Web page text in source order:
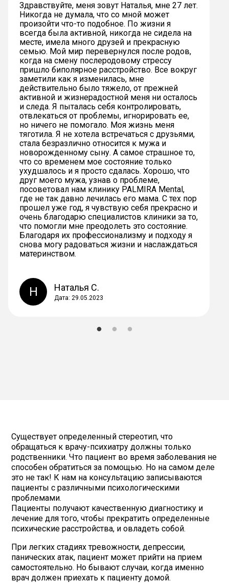
Здравствуйте, меня зовут Наталья, мне 27 лет.
Никогда не думала, что со мной может
произойти что-то подобное. По жизни я
всегда была активной, никогда не сидела на
месте, имела много друзей и прекрасную
семью. Мой мир перевернулся после родов,
когда на смену послеродовому стрессу
пришло биполярное расстройство. Все вокруг
заметили как я изменилась, мне
действительно было тяжело, от прежней
активной и жизнерадостной меня ни осталось
и следа. Я пыталась себя контролировать,
отвлекаться от проблемы, игнорировать ее,
но ничего не помогало. Моя жизнь меня
тяготила. Я не хотела встречаться с друзьями,
стала безразлично относится к мужа и
новорожденному сыну. А самое страшное то,
что со временем мое состояние только
ухудшалось и я просто сдалась. Хорошо, что
друг моего мужа, узнав о проблеме,
посоветовал нам клинику PALMIRA Mental,
где не так давно лечилась его мама. С тех пор
прошел уже год, я чувствую себя прекрасно и
очень благодарю специалистов клиники за то,
что помогли мне преодолеть это состояние.
Благодаря их профессионализму и подходу я
снова могу радоваться жизни и наслаждаться
материнством.
Н Наталья С.
Дата: 29.05.2023
Существует определенный стереотип, что
обращаться к врачу-психиатру должны только
родственники. Что пациент во время заболевания не
способен обратиться за помощью. Но на самом деле
это не так! К нам на консультацию записываются
пациенты с различными психологическими
проблемами.
Пациенты получают качественную диагностику и
лечение для того, чтобы прекратить определенные
психические расстройства, и овладеть собой.
При легких стадиях тревожности, депрессии,
панических атак, пациент может прийти на прием
самостоятельно. Но бывают случаи, когда именно
врач должен приехать к пациенту домой.